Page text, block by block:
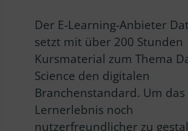
Der E-Learning-Anbieter
setzt mit über 200 Stunden
Kursmaterial zum Thema
Science den digitalen
Branchenstandard. Um das
Lernerlebnis noch
nutzerfreundlicher zu